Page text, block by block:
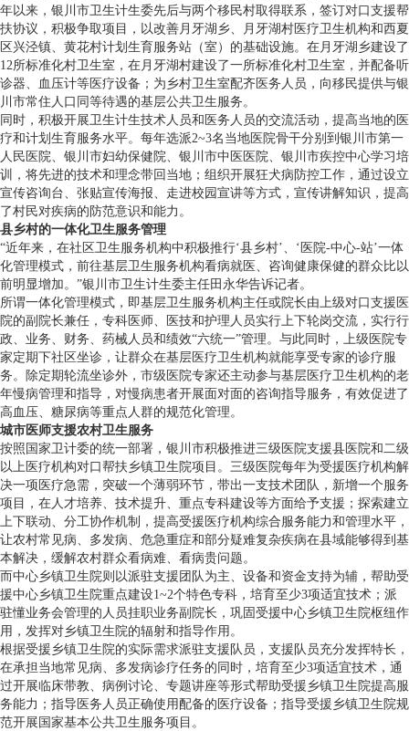
年以来，银川市卫生计生委先后与两个移民村取得联系，签订对口支援帮
扶协议，积极争取项目，以改善月牙湖乡、月牙湖村医疗卫生机构和西夏
区兴泾镇、黄花村计划生育服务站（室）的基础设施。在月牙湖乡建设了
12所标准化村卫生室，在月牙湖村建设了一所标准化村卫生室，并配备听
诊器、血压计等医疗设备；为乡村卫生室配齐医务人员，向移民提供与银
川市常住人口同等待遇的基层公共卫生服务。
同时，积极开展卫生计生技术人员和医务人员的交流活动，提高当地的医
疗和计划生育服务水平。每年选派2~3名当地医院骨干分别到银川市第一
人民医院、银川市妇幼保健院、银川市中医医院、银川市疾控中心学习培
训，将先进的技术和理念带回当地；组织开展狂犬病防控工作，通过设立
宣传咨询台、张贴宣传海报、走进校园宣讲等方式，宣传讲解知识，提高
了村民对疾病的防范意识和能力。
县乡村的一体化卫生服务管理
“近年来，在社区卫生服务机构中积极推行‘县乡村’、‘医院-中心-站’一体
化管理模式，前往基层卫生服务机构看病就医、咨询健康保健的群众比以
前明显增加。”银川市卫生计生委主任田永华告诉记者。
所谓一体化管理模式，即基层卫生服务机构主任或院长由上级对口支援医
院的副院长兼任，专科医师、医技和护理人员实行上下轮岗交流，实行行
政、业务、财务、药械人员和绩效“六统一”管理。与此同时，上级医院专
家定期下社区坐诊，让群众在基层医疗卫生机构就能享受专家的诊疗服
务。除定期轮流坐诊外，市级医院专家还主动参与基层医疗卫生机构的老
年慢病管理和指导，对慢病患者开展面对面的咨询指导服务，有效促进了
高血压、糖尿病等重点人群的规范化管理。
城市医师支援农村卫生服务
按照国家卫计委的统一部署，银川市积极推进三级医院支援县医院和二级
以上医疗机构对口帮扶乡镇卫生院项目。三级医院每年为受援医疗机构解
决一项医疗急需，突破一个薄弱环节，带出一支技术团队，新增一个服务
项目，在人才培养、技术提升、重点专科建设等方面给予支援；探索建立
上下联动、分工协作机制，提高受援医疗机构综合服务能力和管理水平，
让农村常见病、多发病、危急重症和部分疑难复杂疾病在县域能够得到基
本解决，缓解农村群众看病难、看病贵问题。
而中心乡镇卫生院则以派驻支援团队为主、设备和资金支持为辅，帮助受
援中心乡镇卫生院重点建设1~2个特色专科，培育至少3项适宜技术；派
驻懂业务会管理的人员挂职业务副院长，巩固受援中心乡镇卫生院枢纽作
用，发挥对乡镇卫生院的辐射和指导作用。
根据受援乡镇卫生院的实际需求派驻支援队员，支援队员充分发挥特长，
在承担当地常见病、多发病诊疗任务的同时，培育至少3项适宜技术，通
过开展临床带教、病例讨论、专题讲座等形式帮助受援乡镇卫生院提高服
务能力；指导医务人员正确使用配备的医疗设备；指导受援乡镇卫生院规
范开展国家基本公共卫生服务项目。